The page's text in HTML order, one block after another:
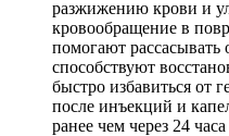
разжижению крови и
кровообращение в
помогают рассасывать
способствуют
быстро избавиться
после инъекций и
ранее чем через 24